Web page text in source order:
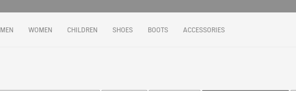
MEN WOMEN CHILDREN SHOES BOOTS ACCESSORIES